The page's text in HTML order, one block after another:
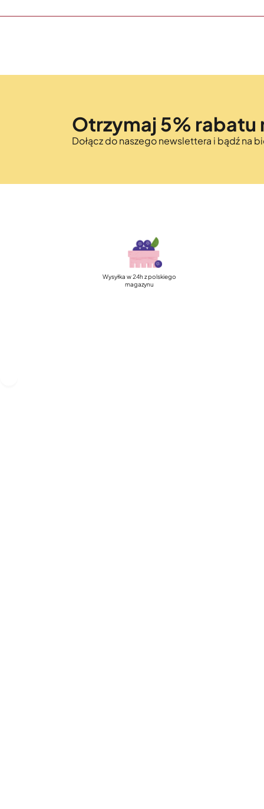
Otrzymaj 5% rabatu
Dołącz do naszego newslettera i bądź na
Wysyłka w 24h z polskiego
magazynu